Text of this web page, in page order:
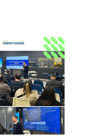
| Τοπικός
την Κυκλική